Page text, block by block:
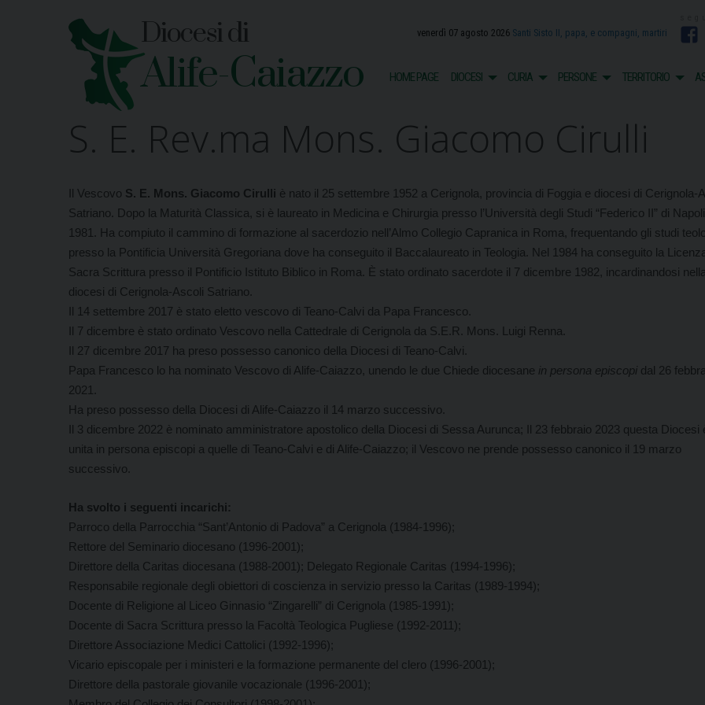
venerdì 07 agosto 2026 Santi Sisto II, papa, e compagni, martiri
Diocesi di
Alife-Caiazzo HOME PAGE DIOCESI CURIA PERSONE TERRITORIO
S. E. Rev.ma Mons. Giacomo Cirulli
Il Vescovo S. E. Mons. Giacomo Cirulli è nato il 25 settembre 1952 a Cerignola, provincia di Foggia e diocesi di Cerignola-
Satriano. Dopo la Maturità Classica, si è laureato in Medicina e Chirurgia presso l’Università degli Studi “Federico II” di
1981. Ha compiuto il cammino di formazione al sacerdozio nell’Almo Collegio Capranica in Roma, frequentando gli studi
presso la Pontificia Università Gregoriana dove ha conseguito il Baccalaureato in Teologia. Nel 1984 ha conseguito la
Sacra Scrittura presso il Pontificio Istituto Biblico in Roma. È stato ordinato sacerdote il 7 dicembre 1982, incardinandosi
diocesi di Cerignola-Ascoli Satriano.
Il 14 settembre 2017 è stato eletto vescovo di Teano-Calvi da Papa Francesco.
Il 7 dicembre è stato ordinato Vescovo nella Cattedrale di Cerignola da S.E.R. Mons. Luigi Renna.
Il 27 dicembre 2017 ha preso possesso canonico della Diocesi di Teano-Calvi.
Papa Francesco lo ha nominato Vescovo di Alife-Caiazzo, unendo le due Chiede diocesane in persona episcopi dal 26
2021.
Ha preso possesso della Diocesi di Alife-Caiazzo il 14 marzo successivo.
Il 3 dicembre 2022 è nominato amministratore apostolico della Diocesi di Sessa Aurunca; Il 23 febbraio 2023 questa Diocesi
unita in persona episcopi a quelle di Teano-Calvi e di Alife-Caiazzo; il Vescovo ne prende possesso canonico il 19 marzo
successivo.
Ha svolto i seguenti incarichi:
Parroco della Parrocchia “Sant’Antonio di Padova” a Cerignola (1984-1996);
Rettore del Seminario diocesano (1996-2001);
Direttore della Caritas diocesana (1988-2001); Delegato Regionale Caritas (1994-1996);
Responsabile regionale degli obiettori di coscienza in servizio presso la Caritas (1989-1994);
Docente di Religione al Liceo Ginnasio “Zingarelli” di Cerignola (1985-1991);
Docente di Sacra Scrittura presso la Facoltà Teologica Pugliese (1992-2011);
Direttore Associazione Medici Cattolici (1992-1996);
Vicario episcopale per i ministeri e la formazione permanente del clero (1996-2001);
Direttore della pastorale giovanile vocazionale (1996-2001);